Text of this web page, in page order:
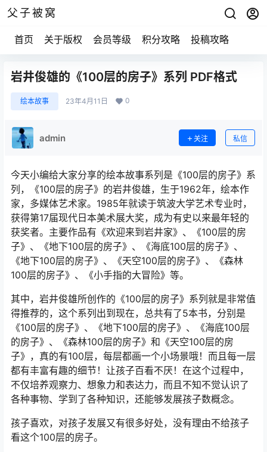
父子被窝
首页 关于版权 会员等级 积分攻略 投稿攻略
岩井俊雄的《100层的房子》系列 PDF格式
绘本故事 23年4月11日 0
admin 关注 私信
今天小编给大家分享的绘本故事系列是《100层的房子》系
列，《100层的房子》的岩井俊雄，生于1962年，绘本作
家，多媒体艺术家。1985年就读于筑波大学艺术专业时，
获得第17届现代日本美术展大奖，成为有史以来最年轻的
获奖者。主要作品有《欢迎来到岩井家》、《100层的房
子》、《地下100层的房子》、《海底100层的房子》、
《地下100层的房子》、《天空100层的房子》、《森林
100层的房子》、《小手指的大冒险》等。
其中，岩井俊雄所创作的《100层的房子》系列就是非常值
得推荐的，这个系列出到现在，总共有了5本书，分别是
《100层的房子》、《地下100层的房子》、《海底100层
的房子》、《森林100层的房子》和《天空100层的房
子》，真的有100层，每层都画一个小场景哦！而且每一层
都有丰富有趣的细节！让孩子百看不厌！在这个过程中，
不仅培养观察力、想象力和表达力，而且不知不觉认识了
各种事物、学到了各种知识，还能够发展孩子数概念。
孩子喜欢，对孩子发展又有很多好处，没有理由不给孩子
看这个100层的房子。